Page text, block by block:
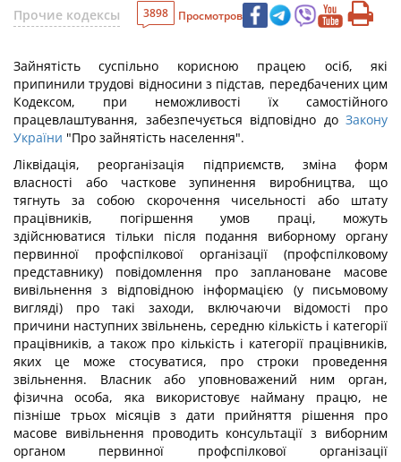
Прочие кодексы
3898 Просмотров
Зайнятість суспільно корисною працею осіб, які
припинили трудові відносини з підстав, передбачених цим
Кодексом, при неможливості їх самостійного
працевлаштування, забезпечується відповідно до Закону
України "Про зайнятість населення".
Ліквідація, реорганізація підприємств, зміна форм
власності або часткове зупинення виробництва, що
тягнуть за собою скорочення чисельності або штату
працівників, погіршення умов праці, можуть
здійснюватися тільки після подання виборному органу
первинної профспілкової організації (профспілковому
представнику) повідомлення про заплановане масове
вивільнення з відповідною інформацією (у письмовому
вигляді) про такі заходи, включаючи відомості про
причини наступних звільнень, середню кількість і категорії
працівників, а також про кількість і категорії працівників,
яких це може стосуватися, про строки проведення
звільнення. Власник або уповноважений ним орган,
фізична особа, яка використовує найману працю, не
пізніше трьох місяців з дати прийняття рішення про
масове вивільнення проводить консультації з виборним
органом первинної профспілкової організації